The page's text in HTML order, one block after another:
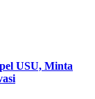
USU, Minta